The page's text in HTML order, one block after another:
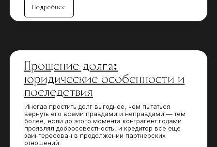
Подробнее
Прощение долга:
юридические особенности и
последствия
Иногда простить долг выгоднее, чем пытаться
вернуть его всеми правдами и неправдами — тем
более, если до этого момента контрагент годами
проявлял добросовестность, и кредитор все еще
заинтересован в продолжении партнерских
отношений.